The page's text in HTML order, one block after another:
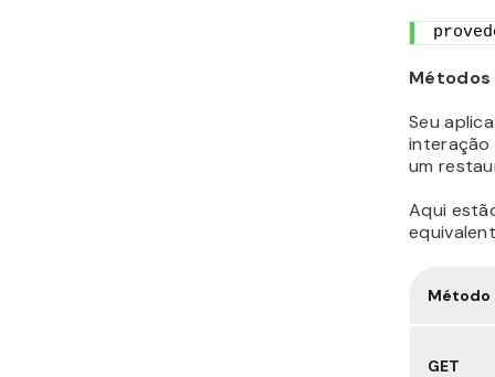
Métodos
Seu
interação
um
Aqui
Método
GET